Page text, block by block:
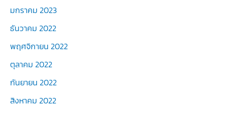
มกราคม 2023
ธันวาคม 2022
พฤศจิกายน 2022
ตุลาคม 2022
กันยายน 2022
สิงหาคม 2022